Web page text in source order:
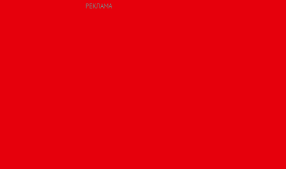
РЕКЛАМА